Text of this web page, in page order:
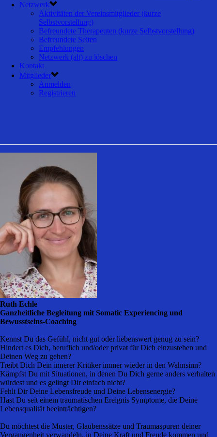
Netzwerk
Aktivitäten der Vereinsmitglieder (kurze
Selbstvorstellung)
Befreundete Therapeuten (kurze Selbstvorstellung)
Befreundete Seiten
Empfehlungen
Netzwerk (alt) zu löschen
Kontakt
Mitglieder
Anmelden
Registrieren
Ruth Echle
Ganzheitliche Begleitung mit Somatic Experiencing und
Bewusstseins-Coaching
Kennst Du das Gefühl, nicht gut oder liebenswert genug zu sein?
Hindert es Dich, beruflich und/oder privat für Dich einzustehen und
Deinen Weg zu gehen?
Treibt Dich Dein innerer Kritiker immer wieder in den Wahnsinn?
Kämpfst Du mit Situationen, in denen Du Dich gerne anders verhalten
würdest und es gelingt Dir einfach nicht?
Fehlt Dir Deine Lebensfreude und Deine Lebensenergie?
Hast Du seit einem traumatischen Ereignis Symptome, die Deine
Lebensqualität beeinträchtigen?
Du möchtest die Muster, Glaubenssätze und Traumaspuren deiner
Vergangenheit verwandeln, in Deine Kraft und Freude kommen und